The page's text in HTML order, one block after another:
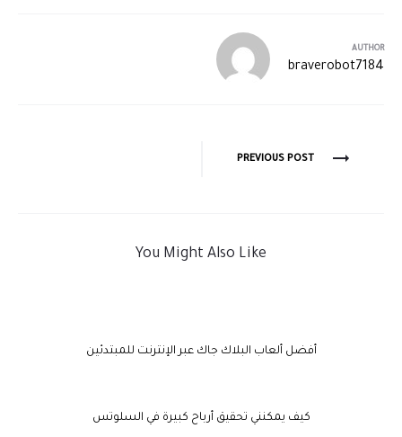
AUTHOR
braverobot7184
PREVIOUS POST
You Might Also Like
أفضل ألعاب البلاك جاك عبر الإنترنت للمبتدئين
كيف يمكنني تحقيق أرباح كبيرة في السلوتس